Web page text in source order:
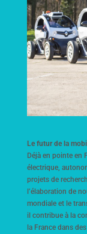
Le futur de la
Déjà en pointe en
électrique,
projets de
l’élaboration de
mondiale et le
il contribue à la
la France dans